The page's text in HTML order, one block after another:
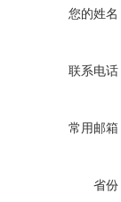
您的姓名
联系电话
常用邮箱
省份